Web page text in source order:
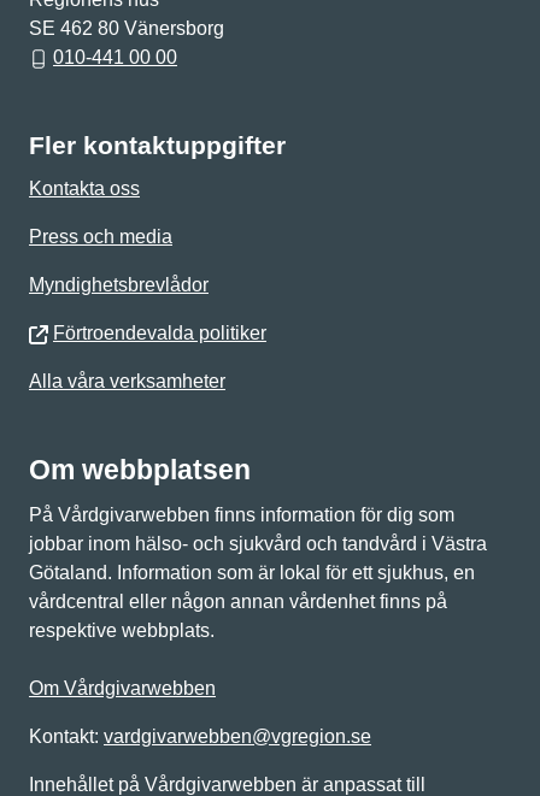
SE 462 80 Vänersborg
010-441 00 00
Fler kontaktuppgifter
Kontakta oss
Press och media
Myndighetsbrevlådor
Förtroendevalda politiker
Alla våra verksamheter
Om webbplatsen
På Vårdgivarwebben finns information för dig som
jobbar inom hälso- och sjukvård och tandvård i Västra
Götaland. Information som är lokal för ett sjukhus, en
vårdcentral eller någon annan vårdenhet finns på
respektive webbplats.
Om Vårdgivarwebben
Kontakt: vardgivarwebben@vgregion.se
Innehållet på Vårdgivarwebben är anpassat till